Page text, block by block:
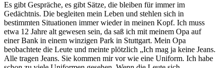
Es gibt Gespräche, es gibt Sätze, die bleiben für immer im
Gedächtnis. Die begleiten mein Leben und stehlen sich in
bestimmten Situationen immer wieder in meinen Kopf. Ich muss
etwa 12 Jahre alt gewesen sein, da saß ich mit meinem Opa auf
einer Bank in einem winzigen Park in Stuttgart. Mein Opa
beobachtete die Leute und meinte plötzlich „Ich mag ja keine Jeans.
Alle tragen Jeans. Sie kommen mir vor wie eine Uniform. Ich habe